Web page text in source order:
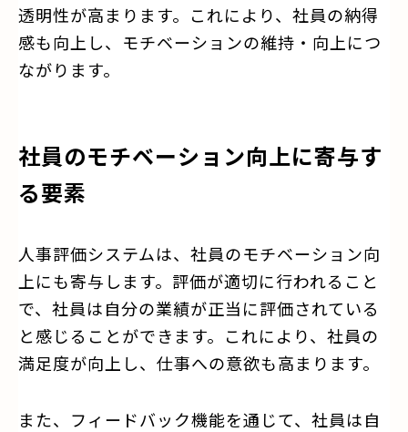
透明性が高まります。これにより、社員の納得
感も向上し、モチベーションの維持・向上につ
ながります。
社員のモチベーション向上に寄与す
る要素
人事評価システムは、社員のモチベーション向
上にも寄与します。評価が適切に行われること
で、社員は自分の業績が正当に評価されている
と感じることができます。これにより、社員の
満足度が向上し、仕事への意欲も高まります。
また、フィードバック機能を通じて、社員は自